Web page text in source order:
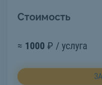
Стоимость
≈ 1000 ₽ / услуга